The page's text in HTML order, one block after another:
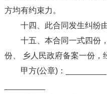
方均有约束力。
十四、此合同发生纠纷
十五、本合同一式四份
份、 乡人民政府备案一份，
甲方(公章)：